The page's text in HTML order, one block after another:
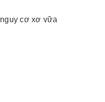
cơ xơ vữa